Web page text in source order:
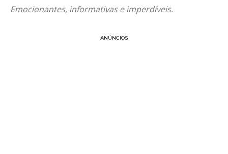
Emocionantes, informativas e imperdíveis.
ANÚNCIOS